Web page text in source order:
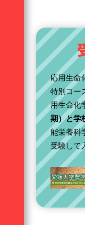
応用生命
特別コー
用生命化
期）と学
能栄養科
受験して